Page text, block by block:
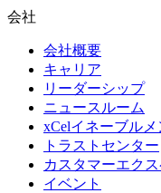
会社
会社概要
キャリア
リーダーシップ
ニュースルーム
xCelイネーブル
トラストセンター
カスタマーエク
イベント